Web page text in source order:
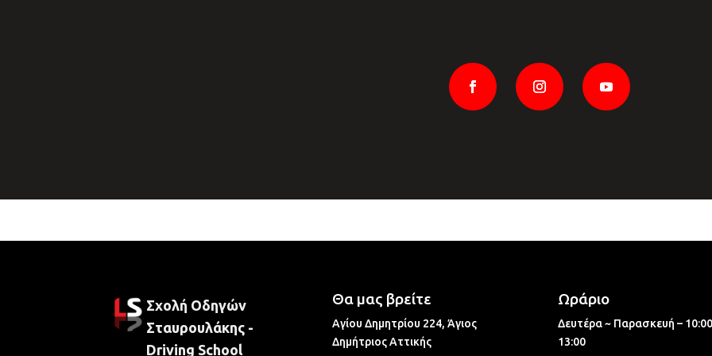
Σχολή Οδηγών
Σταυρουλάκης -
Driving School
Θα μας βρείτε
Αγίου Δημητρίου 224, Άγιος
Δημήτριος Aττικής
Ωράριο
Δευτέρα ~ Παρασκευή –
13:00